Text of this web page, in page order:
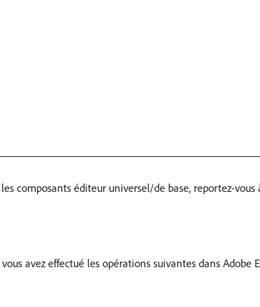
composants éditeur universel/de base, reportez-vous
avez effectué les opérations suivantes dans Adobe